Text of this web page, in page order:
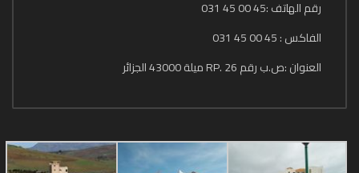
رقم الهاتف :45 00 45 031
الفاكس : 45 00 45 031
العنوان :ص.ب رقم 26 .RP ميلة 43000 الجزائر